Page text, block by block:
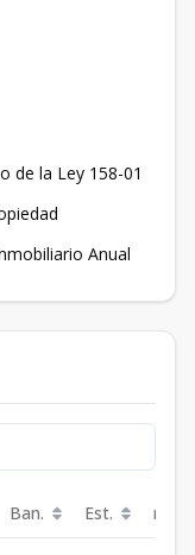
de la Ley 158-01
Anual
Ban. Est. m²